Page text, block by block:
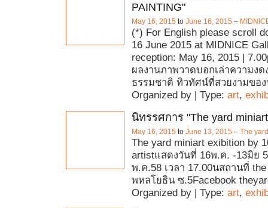
PAINTING"
May 16, 2015 to June 16, 2015 –
(*) For English please scroll
16 June 2015 at MIDNICE
reception: May 16, 2015 |
ผลงานภาพวาดบอกเล่าความงด
ธรรมชาติ ทิวทัศน์ที่สวยงามขอ
Organized by | Type: art,
นิทรรศการ "The yard
May 16, 2015 to June 13, 2015 – The
The yard miniart exibition by
artistแสดงวันที่ 16พ.ค. -13มิย
พ.ค.58 เวลา 17.00นสถานที่
พหลโยธิน ซ.5Facebook
Organized by | Type: art,